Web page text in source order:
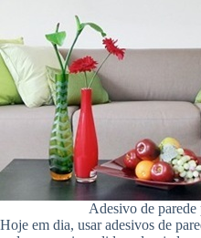
Adesivo de
Hoje em dia, usar adesivos de